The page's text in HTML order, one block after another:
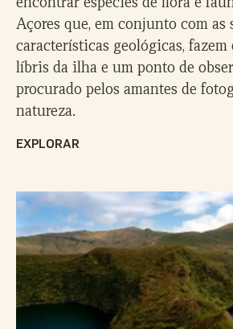
Açores que, em conjunto com as
características geológicas, fazem
líbris da ilha e um ponto de
procurado pelos amantes de
natureza.
EXPLORAR